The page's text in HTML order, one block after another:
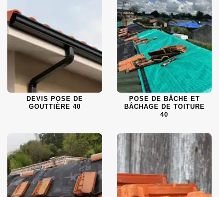
DEVIS POSE DE
GOUTTIÈRE 40
POSE DE BÂCHE ET
BÂCHAGE DE TOITURE
40